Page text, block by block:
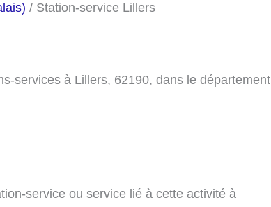
/ Station-service Lillers
services à Lillers, 62190, dans le département
service ou service lié à cette activité à